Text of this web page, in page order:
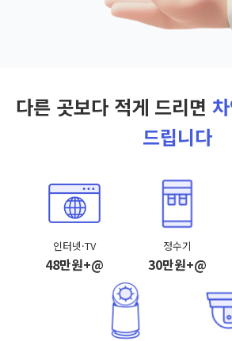
다른 곳보다 적게 드리면
드립니다
인터넷·TV
48만원+@
정수기
30만원+@